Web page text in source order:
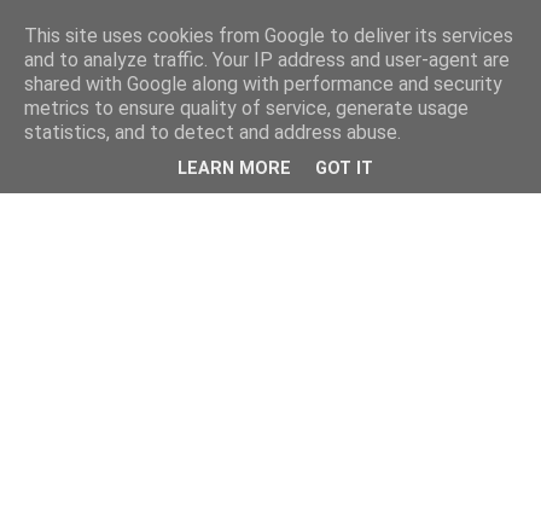
This site uses cookies from Google to deliver its services
and to analyze traffic. Your IP address and user-agent are
shared with Google along with performance and security
metrics to ensure quality of service, generate usage
statistics, and to detect and address abuse.
LEARN MORE GOT IT